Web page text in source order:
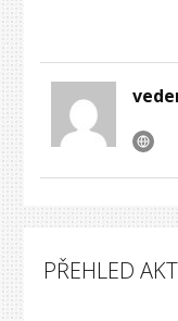
PŘEHLED